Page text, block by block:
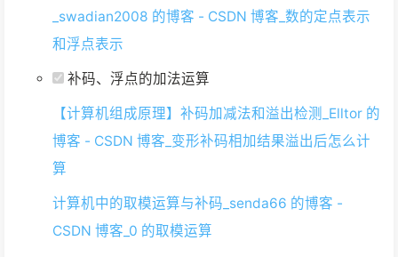
_swadian2008 的博客 - CSDN 博客_数的定点表示
和浮点表示
补码、浮点的加法运算
【计算机组成原理】补码加减法和溢出检测_Elltor 的
博客 - CSDN 博客_变形补码相加结果溢出后怎么计
算
计算机中的取模运算与补码_senda66 的博客 -
CSDN 博客_0 的取模运算